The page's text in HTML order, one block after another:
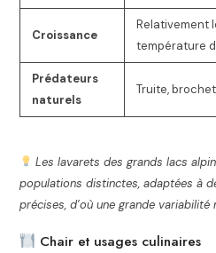
Croissance
Relativement
température
Prédateurs
naturels
Truite,
Les lavarets des grands lacs
populations distinctes, adaptées à
précises, d’où une grande
Chair et usages culinaires